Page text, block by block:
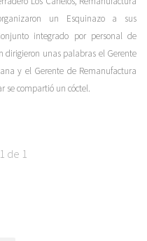
un Esquinazo a sus
integrado por personal de
dirigieron unas palabras el Gerente
y el Gerente de Remanufactura
se compartió un cóctel.
de 1